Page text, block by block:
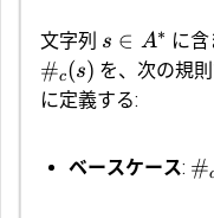
文字列 s ∈ A∗ に含
#c(s) を、次の規
に定義する:
ベースケース: #